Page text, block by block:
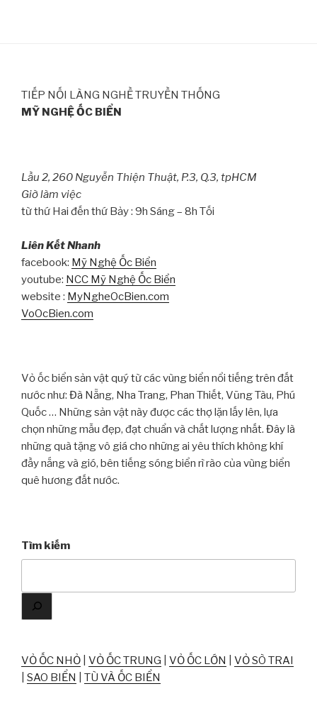
TIẾP NỐI LÀNG NGHỀ TRUYỀN THỐNG
MỸ NGHỆ ỐC BIỂN
Lầu 2, 260 Nguyễn Thiện Thuật, P.3, Q.3, tpHCM
Giờ làm việc
từ thứ Hai đến thứ Bảy : 9h Sáng – 8h Tối
Liên Kết Nhanh
facebook: Mỹ Nghệ Ốc Biển
youtube: NCC Mỹ Nghệ Ốc Biển
website : MyNgheOcBien.com
VoOcBien.com
Vỏ ốc biển sản vật quý từ các vùng biển nổi tiếng trên đất
nước như: Đà Nẵng, Nha Trang, Phan Thiết, Vũng Tàu, Phú
Quốc … Những sản vật này được các thợ lặn lấy lên, lựa
chọn những mẫu đẹp, đạt chuẩn và chất lượng nhất. Đây là
những quà tặng vô giá cho những ai yêu thích không khí
đầy nắng và gió, bên tiếng sóng biển rì rào của vùng biển
quê hương đất nước.
Tìm kiếm
VỎ ỐC NHỎ VỎ ỐC TRUNG VỎ ỐC LỚN
VỎ SÒ TRAI
SAO BIỂN TÙ VÀ ỐC BIỂN